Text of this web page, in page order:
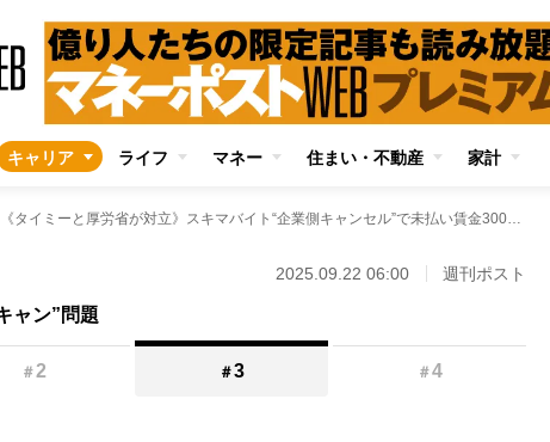
キャリア ライフ マネー 住まい・不動産 家計
《タイミーと厚労省が対立》スキマバイト“企業側キャンセル”で未払い賃金300億円の“巨額休業補償”をめぐり見解に大きな隔たり 働き手が声を上げにくい構造に問題も
2025.09.22 06:00 週刊ポスト
ャン”問題
＃2 ＃3 ＃4